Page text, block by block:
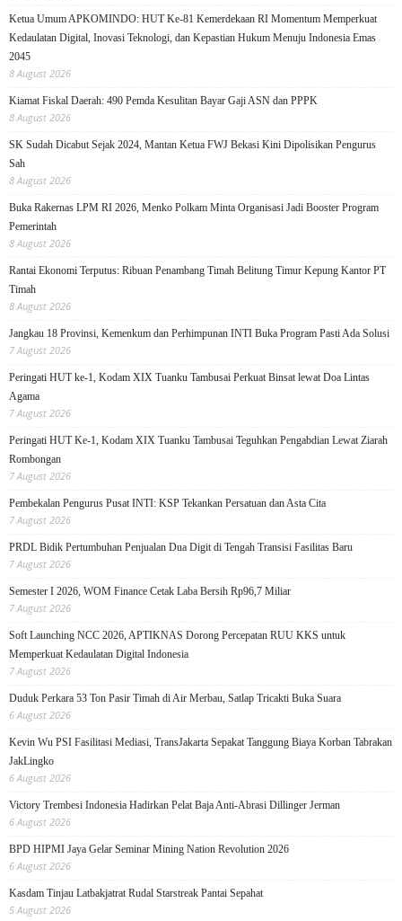
Ketua Umum APKOMINDO: HUT Ke-81 Kemerdekaan RI Momentum Memperkuat
Kedaulatan Digital, Inovasi Teknologi, dan Kepastian Hukum Menuju Indonesia Emas
2045
8 August 2026
Kiamat Fiskal Daerah: 490 Pemda Kesulitan Bayar Gaji ASN dan PPPK
8 August 2026
SK Sudah Dicabut Sejak 2024, Mantan Ketua FWJ Bekasi Kini Dipolisikan Pengurus
Sah
8 August 2026
Buka Rakernas LPM RI 2026, Menko Polkam Minta Organisasi Jadi Booster Program
Pemerintah
8 August 2026
Rantai Ekonomi Terputus: Ribuan Penambang Timah Belitung Timur Kepung Kantor PT
Timah
8 August 2026
Jangkau 18 Provinsi, Kemenkum dan Perhimpunan INTI Buka Program Pasti Ada Solusi
7 August 2026
Peringati HUT ke-1, Kodam XIX Tuanku Tambusai Perkuat Binsat lewat Doa Lintas
Agama
7 August 2026
Peringati HUT Ke-1, Kodam XIX Tuanku Tambusai Teguhkan Pengabdian Lewat Ziarah
Rombongan
7 August 2026
Pembekalan Pengurus Pusat INTI: KSP Tekankan Persatuan dan Asta Cita
7 August 2026
PRDL Bidik Pertumbuhan Penjualan Dua Digit di Tengah Transisi Fasilitas Baru
7 August 2026
Semester I 2026, WOM Finance Cetak Laba Bersih Rp96,7 Miliar
7 August 2026
Soft Launching NCC 2026, APTIKNAS Dorong Percepatan RUU KKS untuk
Memperkuat Kedaulatan Digital Indonesia
7 August 2026
Duduk Perkara 53 Ton Pasir Timah di Air Merbau, Satlap Tricakti Buka Suara
6 August 2026
Kevin Wu PSI Fasilitasi Mediasi, TransJakarta Sepakat Tanggung Biaya Korban Tabrakan
JakLingko
6 August 2026
Victory Trembesi Indonesia Hadirkan Pelat Baja Anti-Abrasi Dillinger Jerman
6 August 2026
BPD HIPMI Jaya Gelar Seminar Mining Nation Revolution 2026
6 August 2026
Kasdam Tinjau Latbakjatrat Rudal Starstreak Pantai Sepahat
5 August 2026